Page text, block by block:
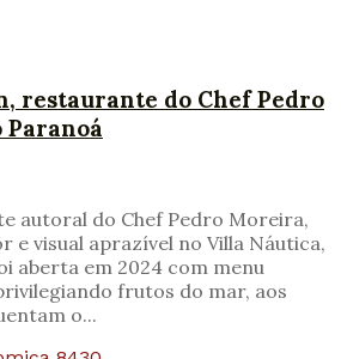
restaurante do Chef Pedro
autoral do Chef Pedro Moreira,
e visual aprazível no Villa Náutica,
aberta em 2024 com menu
frutos do mar, aos
o...